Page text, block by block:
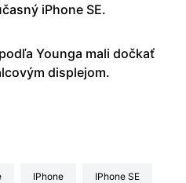
iPhone SE.
Younga mali dočkať
displejom.
iPhone iPhone SE